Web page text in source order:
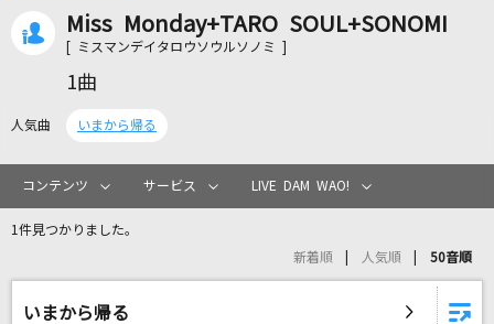
カラオケ検索
カラオケリクエスト
リアルタイムで歌われている曲の一覧
Miss Monday+TARO SOUL+SONOMI
[ ミスマンデイタロウソウルソノミ ]
1曲
人気曲 いまから帰る
コンテンツ サービス LIVE DAM WAO!
1件見つかりました。
新着順 人気順 50音順
いまから帰る